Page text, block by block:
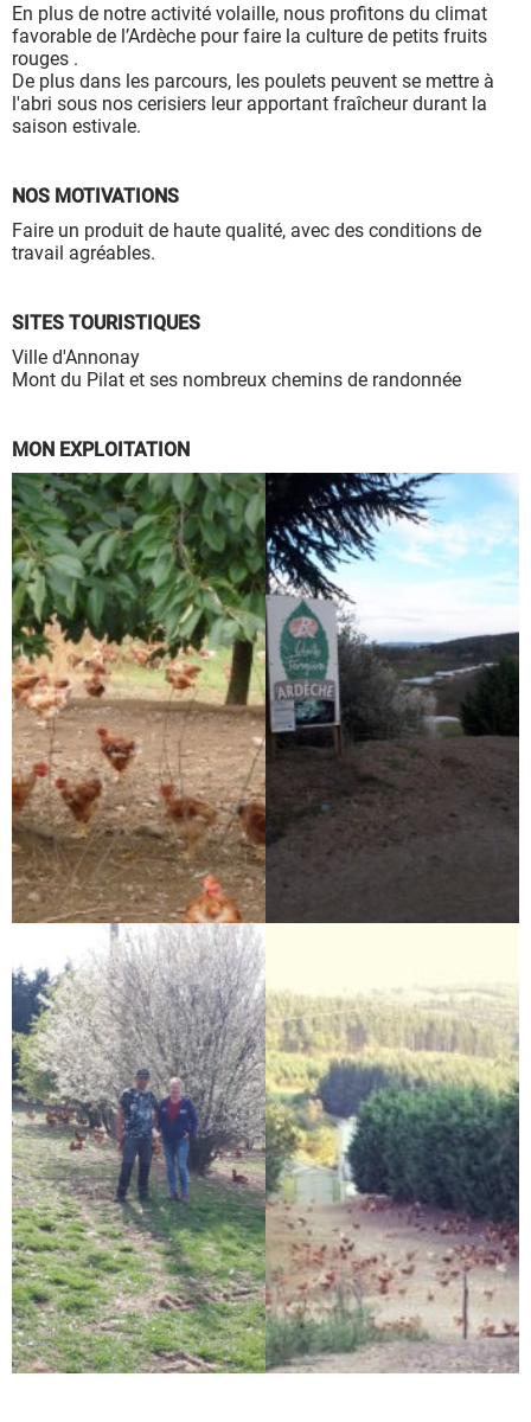
En plus de notre activité volaille, nous profitons du climat
favorable de l’Ardèche pour faire la culture de petits fruits
rouges .
De plus dans les parcours, les poulets peuvent se mettre à
l'abri sous nos cerisiers leur apportant fraîcheur durant la
saison estivale.
NOS MOTIVATIONS
Faire un produit de haute qualité, avec des conditions de
travail agréables.
SITES TOURISTIQUES
Ville d'Annonay
Mont du Pilat et ses nombreux chemins de randonnée
MON EXPLOITATION